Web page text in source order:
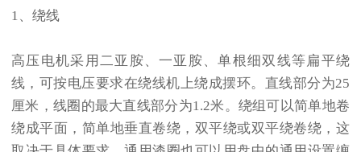
1、绕线
高压电机采用二亚胺、一亚胺、单根细双线等扁平绕
线，可按电压要求在绕线机上绕成摆环。直线部分为25
厘米，线圈的最大直线部分为1.2米。绕组可以简单地卷
绕成平面，简单地垂直卷绕，双平绕或双平绕卷绕，这